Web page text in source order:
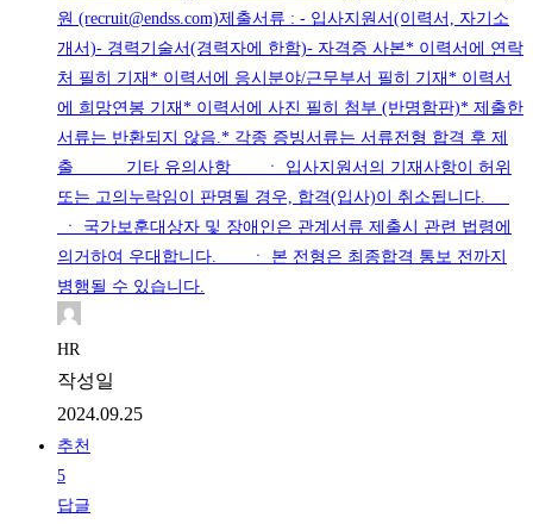
원 (recruit@endss.com)제출서류 : - 입사지원서(이력서, 자기소
개서)- 경력기술서(경력자에 한함)- 자격증 사본* 이력서에 연락
처 필히 기재* 이력서에 응시분야/근무부서 필히 기재* 이력서
에 희망연봉 기재* 이력서에 사진 필히 첨부 (반명함판)* 제출한
서류는 반환되지 않음.* 각종 증빙서류는 서류전형 합격 후 제
출 기타 유의사항 ㆍ 입사지원서의 기재사항이 허위
또는 고의누락임이 판명될 경우, 합격(입사)이 취소됩니다.
ㆍ 국가보훈대상자 및 장애인은 관계서류 제출시 관련 법령에
의거하여 우대합니다. ㆍ 본 전형은 최종합격 통보 전까지
병행될 수 있습니다.
HR
작성일
2024.09.25
추천
5
답글